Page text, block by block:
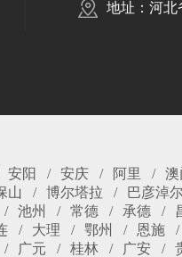
地址：河北
安阳 安庆 阿里
澳
山 博尔塔拉
巴彦淖
池州 常德 承德
大理 鄂州
恩施
广元 桂林 广安